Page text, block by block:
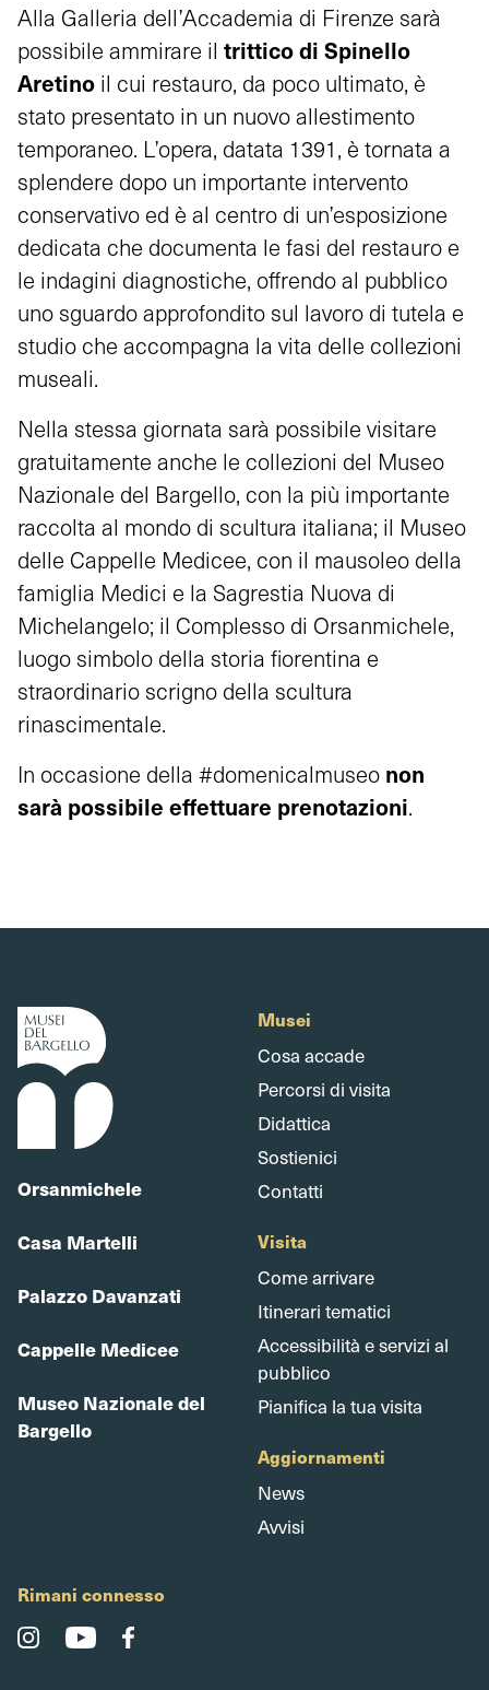
Alla Galleria dell’Accademia di Firenze sarà
possibile ammirare il trittico di Spinello
Aretino il cui restauro, da poco ultimato, è
stato presentato in un nuovo allestimento
temporaneo. L’opera, datata 1391, è tornata a
splendere dopo un importante intervento
conservativo ed è al centro di un’esposizione
dedicata che documenta le fasi del restauro e
le indagini diagnostiche, offrendo al pubblico
uno sguardo approfondito sul lavoro di tutela e
studio che accompagna la vita delle collezioni
museali.
Nella stessa giornata sarà possibile visitare
gratuitamente anche le collezioni del Museo
Nazionale del Bargello, con la più importante
raccolta al mondo di scultura italiana; il Museo
delle Cappelle Medicee, con il mausoleo della
famiglia Medici e la Sagrestia Nuova di
Michelangelo; il Complesso di Orsanmichele,
luogo simbolo della storia fiorentina e
straordinario scrigno della scultura
rinascimentale.
In occasione della #domenicalmuseo non
sarà possibile effettuare prenotazioni.
Orsanmichele
Casa Martelli
Palazzo Davanzati
Cappelle Medicee
Museo Nazionale del
Bargello
Musei
Cosa accade
Percorsi di visita
Didattica
Sostienici
Contatti
Visita
Come arrivare
Itinerari tematici
Accessibilità e servizi al
pubblico
Pianifica la tua visita
Aggiornamenti
News
Avvisi
Rimani connesso